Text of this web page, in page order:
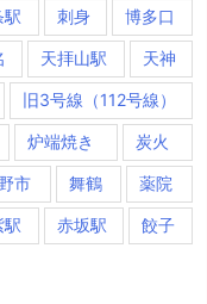
駅 刺身 博多口
天拝山駅 天神
旧3号線（112号線）
炉端焼き 炭火
市 舞鶴 薬院
駅 赤坂駅 餃子